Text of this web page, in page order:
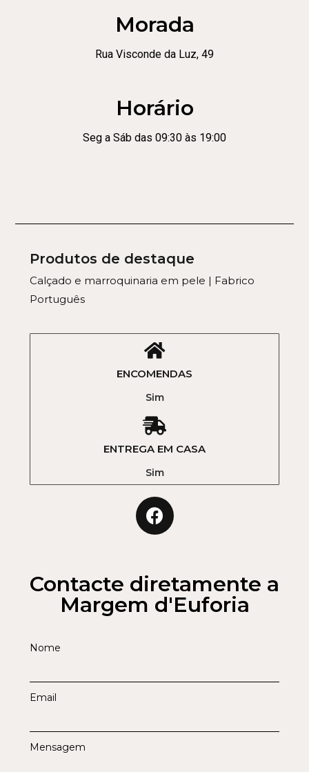
Morada
Rua Visconde da Luz, 49
Horário
Seg a Sáb das 09:30 às 19:00
Produtos de destaque
Calçado e marroquinaria em pele | Fabrico
Português
ENCOMENDAS
Sim
ENTREGA EM CASA
Sim
Contacte diretamente a
Margem d'Euforia
Nome
Email
Mensagem